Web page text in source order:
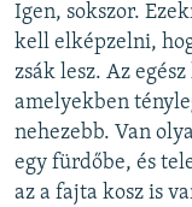
Igen, sokszor.
kell elképzelni,
zsák lesz. Az
amelyekben
nehezebb. Van
egy fürdőbe, és
az a fajta kosz is